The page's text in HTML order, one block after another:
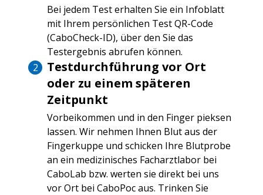
Bei jedem Test erhalten Sie ein Infoblatt
mit Ihrem persönlichen Test QR-Code
(CaboCheck-ID), über den Sie das
Testergebnis abrufen können.
Testdurchführung vor Ort
oder zu einem späteren
Zeitpunkt
Vorbeikommen und in den Finger pieksen
lassen. Wir nehmen Ihnen Blut aus der
Fingerkuppe und schicken Ihre Blutprobe
an ein medizinisches Facharztlabor bei
CaboLab bzw. werten sie direkt bei uns
vor Ort bei CaboPoc aus. Trinken Sie